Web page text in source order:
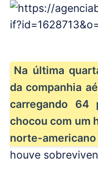
Na última
da companhia
carregando 64
chocou com um
norte-
houve